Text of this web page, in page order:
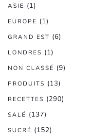
ASIE (1)
EUROPE (1)
GRAND EST (6)
LONDRES (1)
NON CLASSÉ (9)
PRODUITS (13)
RECETTES (290)
SALÉ (137)
SUCRÉ (152)